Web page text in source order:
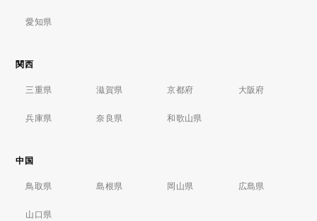
愛知県
関西
三重県 滋賀県 京都府 大阪府
兵庫県 奈良県 和歌山県
中国
鳥取県 島根県 岡山県 広島県
山口県